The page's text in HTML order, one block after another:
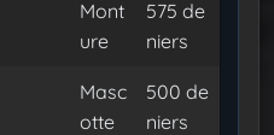
Mont
ure
575 de
niers
Masc
otte
500 de
niers